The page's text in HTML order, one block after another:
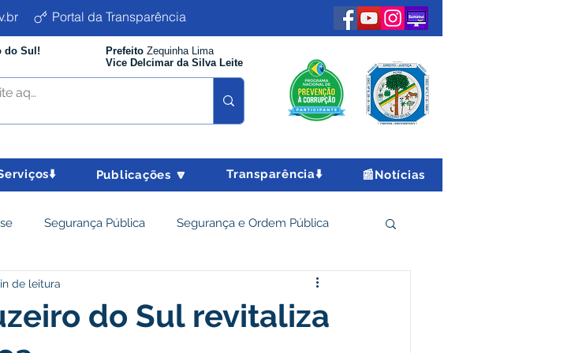
Portal da Transparência
do Sul! Prefeito Zequinha Lima
Vice Delcimar da Silva Leite
Publicações 🔽 Transparência⬇️ 📰Notícias
Segurança Pública Segurança e Ordem Pública
Parcerias Desenvolvimento Econômico e Turismo
Tributos
do Sul revitaliza
de leitura